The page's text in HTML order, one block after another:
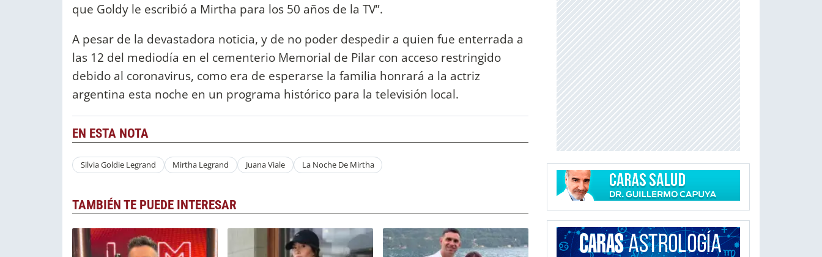
que Goldy le escribió a Mirtha para los 50 años de la TV”.
A pesar de la devastadora noticia, y de no poder despedir a quien fue enterrada a
las 12 del mediodía en el cementerio Memorial de Pilar con acceso restringido
debido al coronavirus, como era de esperarse la familia honrará a la actriz
argentina esta noche en un programa histórico para la televisión local.
EN ESTA NOTA
Silvia Goldie Legrand Mirtha Legrand Juana Viale La Noche De Mirtha
TAMBIÉN TE PUEDE INTERESAR